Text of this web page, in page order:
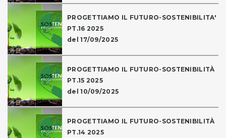
PROGETTIAMO IL FUTURO-SOSTENIBILITA'
PT.16 2025
del 17/09/2025
PROGETTIAMO IL FUTURO-SOSTENIBILITÀ
PT.15 2025
del 10/09/2025
PROGETTIAMO IL FUTURO-SOSTENIBILITÀ
PT.14 2025